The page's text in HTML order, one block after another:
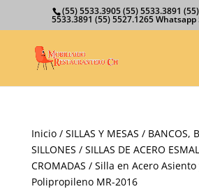
(55) 5533.3905 (55) 5533.3891
5533.3891 (55) 5527.1265 Whatsapp
Inicio/ SILLAS Y MESAS / BANCOS,
SILLONES / SILLAS DE ACERO
CROMADAS / Silla en Acero Asiento
Polipropileno MR-2016